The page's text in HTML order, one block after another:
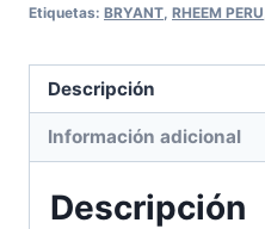
Etiquetas: BRYANT RHEEM PERU
Descripción
Información adicional
Descripción